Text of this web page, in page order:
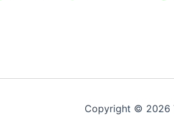
Copyright © 2026